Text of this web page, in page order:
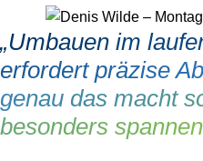
„Umbauen im
erfordert präzise
genau das macht
besonders